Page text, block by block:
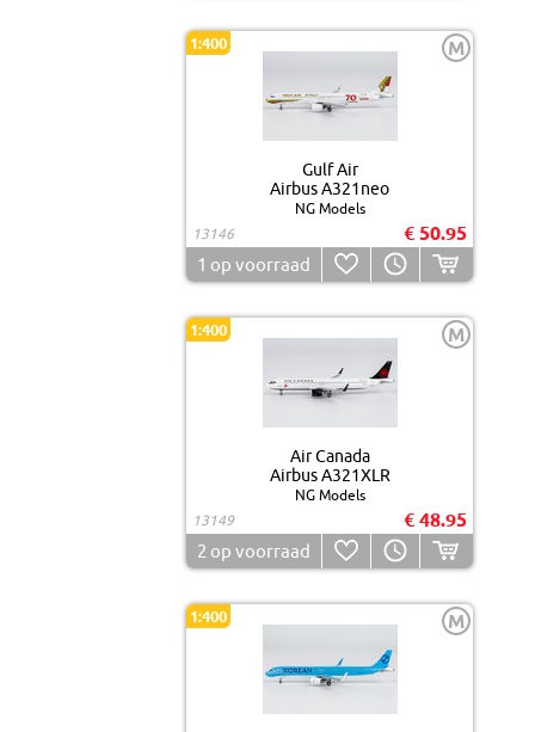
1:400 M
Gulf Air
Airbus A321neo
NG Models
13146
€ 50.95
1 op voorraad
1:400 M
Air Canada
Airbus A321XLR
NG Models
13149
€ 48.95
2 op voorraad
1:400 M